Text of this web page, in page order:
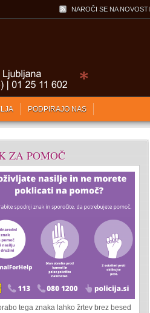
NAROČI SE NA NOVOSTI
PODPIRAJO NAS
ZA POMOČ
tega znaka lahko žrtev brez besed